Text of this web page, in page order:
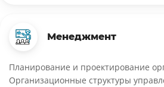
Менеджмент
Планирование и проектирование
Организационные структуры